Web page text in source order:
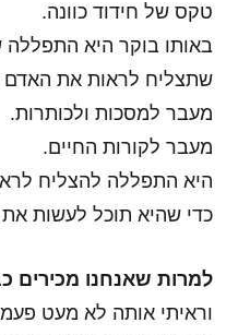
טקס של חידוד כוונה.
באותו בוקר היא
שתצליח לראות את האדם
מעבר למסכות ולכותרות.
מעבר לקורות החיים.
היא התפללה להצליח
כדי שהיא תוכל לעשות את
למרות שאנחנו מכירים
וראיתי אותה לא מעט